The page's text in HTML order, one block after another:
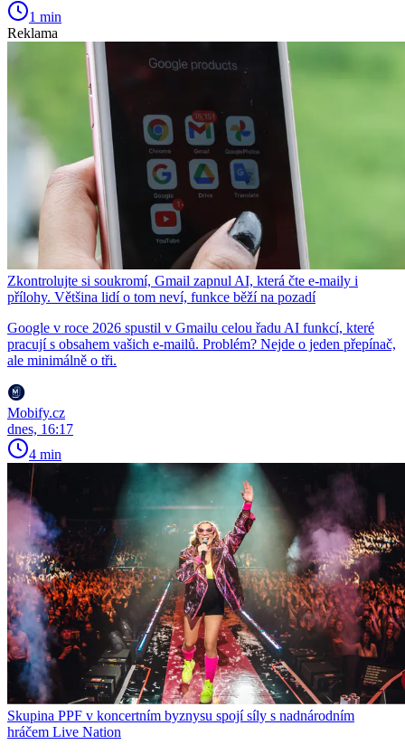
1 min
Reklama
Zkontrolujte si soukromí, Gmail zapnul AI, která čte e-maily i
přílohy. Většina lidí o tom neví, funkce běží na pozadí
Google v roce 2026 spustil v Gmailu celou řadu AI funkcí, které
pracují s obsahem vašich e-mailů. Problém? Nejde o jeden přepínač,
ale minimálně o tři.
Mobify.cz
dnes, 16:17
4 min
Skupina PPF v koncertním byznysu spojí síly s nadnárodním
hráčem Live Nation